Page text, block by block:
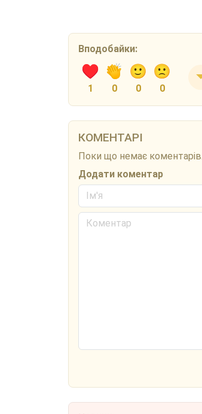
Вподобайки:
1 0 0 0
КОМЕНТАРІ
Поки що немає
Додати коментар